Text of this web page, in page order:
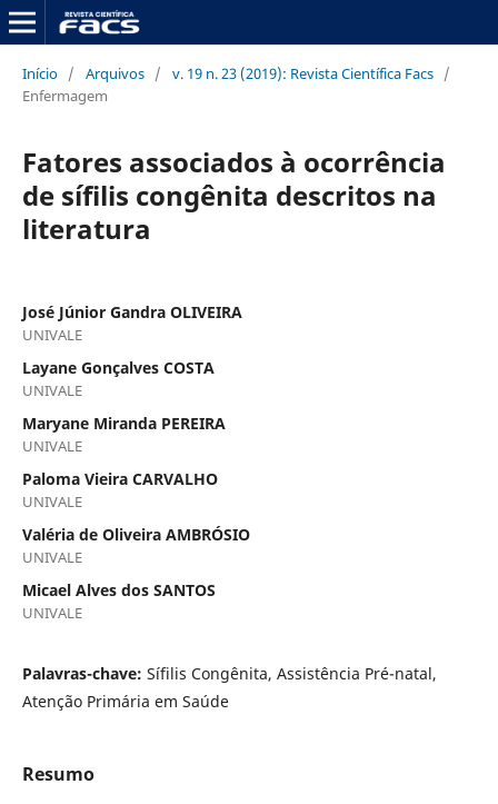
Início / Arquivos / v. 19 n. 23 (2019): Revista Científica Facs /
Enfermagem
Fatores associados à ocorrência
de sífilis congênita descritos na
literatura
José Júnior Gandra OLIVEIRA
UNIVALE
Layane Gonçalves COSTA
UNIVALE
Maryane Miranda PEREIRA
UNIVALE
Paloma Vieira CARVALHO
UNIVALE
Valéria de Oliveira AMBRÓSIO
UNIVALE
Micael Alves dos SANTOS
UNIVALE
Palavras-chave: Sífilis Congênita, Assistência Pré-natal,
Atenção Primária em Saúde
Resumo